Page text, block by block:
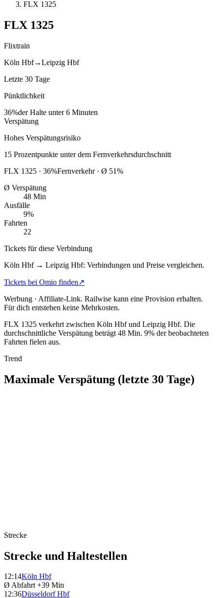
FLX 1325
FLX 1325
Flixtrain
Köln Hbf→Leipzig Hbf
Letzte 30 Tage
Pünktlichkeit
36%der Halte unter 6 Minuten
Verspätung
Hohes Verspätungsrisiko
15 Prozentpunkte unter dem Fernverkehrsdurchschnitt
FLX 1325 · 36%Fernverkehr · Ø 51%
Ø Verspätung
48 Min
Ausfälle
9%
Fahrten
22
Tickets für diese Verbindung
Köln Hbf → Leipzig Hbf: Verbindungen und Preise vergleichen.
Tickets bei Omio finden↗
Werbung · Affiliate-Link. Railwise kann eine Provision erhalten.
Für dich entstehen keine Mehrkosten.
FLX 1325 verkehrt zwischen Köln Hbf und Leipzig Hbf. Die
durchschnittliche Verspätung beträgt 48 Min. 9% der beobachteten
Fahrten fielen aus.
Trend
Maximale Verspätung (letzte 30 Tage)
Strecke
Strecke und Haltestellen
12:14Köln Hbf
Ø Abfahrt +39 Min
12:36Düsseldorf Hbf